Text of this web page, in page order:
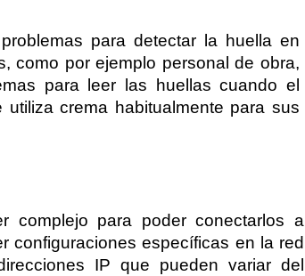
para detectar la huella en
como por ejemplo personal de obra,
para leer las huellas cuando el
crema habitualmente para sus
complejo para poder conectarlos a
configuraciones específicas en la red
IP que pueden variar del